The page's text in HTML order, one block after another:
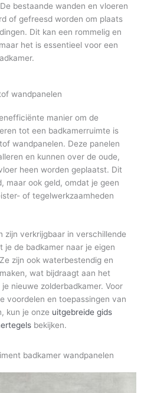
bestaande wanden en vloeren
of gefreesd worden om plaats
Dit kan een rommelig en
het is essentieel voor een
wandpanelen
manier om de
tot een badkamerruimte is
wandpanelen. Deze panelen
en kunnen over de oude,
heen worden geplaatst. Dit
maar ook geld, omdat je geen
of tegelwerkzaamheden
zijn verkrijgbaar in verschillende
je de badkamer naar je eigen
zijn ook waterbestendig en
wat bijdraagt aan het
nieuwe zolderbadkamer. Voor
voordelen en toepassingen van
kun je onze uitgebreide gids
bekijken.
badkamer wandpanelen